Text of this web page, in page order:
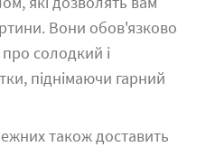
Вони обов'язково
солодкий і
піднімаючи гарний
також доставить